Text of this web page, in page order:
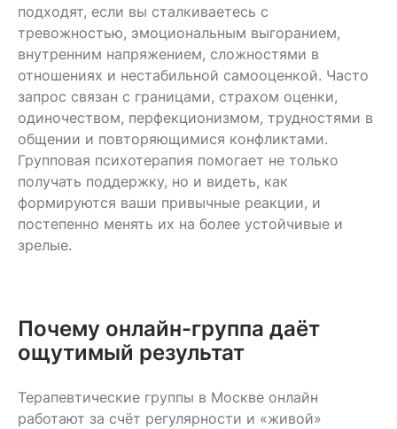
интервенции с быстрым
эффектом.
подходят, если вы сталкиваетесь с
тревожностью, эмоциональным выгоранием,
внутренним напряжением, сложностями в
отношениях и нестабильной самооценкой. Часто
запрос связан с границами, страхом оценки,
одиночеством, перфекционизмом, трудностями в
общении и повторяющимися конфликтами.
Групповая психотерапия помогает не только
получать поддержку, но и видеть, как
формируются ваши привычные реакции, и
постепенно менять их на более устойчивые и
зрелые.
Почему онлайн-группа даёт
ощутимый результат
Терапевтические группы в Москве онлайн
работают за счёт регулярности и «живой»